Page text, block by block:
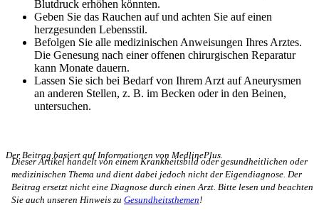
Blutdruck erhöhen könnten.
Geben Sie das Rauchen auf und achten Sie auf einen
herzgesunden Lebensstil.
Befolgen Sie alle medizinischen Anweisungen Ihres Arztes.
Die Genesung nach einer offenen chirurgischen Reparatur
kann Monate dauern.
Lassen Sie sich bei Bedarf von Ihrem Arzt auf Aneurysmen
an anderen Stellen, z. B. im Becken oder in den Beinen,
untersuchen.
Der Beitrag basiert auf Informationen von MedlinePlus.
Dieser Artikel handelt von einem Krankheitsbild oder gesundheitlichen oder
medizinischen Thema und dient dabei jedoch nicht der Eigendiagnose. Der
Beitrag ersetzt nicht eine Diagnose durch einen Arzt. Bitte lesen und beachten
Sie auch unseren Hinweis zu Gesundheitsthemen!